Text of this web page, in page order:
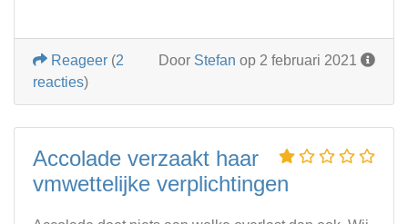
Door Stefan op 2 februari 2021
Reageer (2
reacties)
Accolade verzaakt haar
vmwettelijke verplichtingen